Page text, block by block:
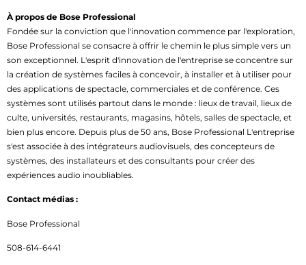
À propos de Bose Professional
Fondée sur la conviction que l'innovation commence par l'exploration,
Bose Professional se consacre à offrir le chemin le plus simple vers un
son exceptionnel. L'esprit d'innovation de l'entreprise se concentre sur
la création de systèmes faciles à concevoir, à installer et à utiliser pour
des applications de spectacle, commerciales et de conférence. Ces
systèmes sont utilisés partout dans le monde : lieux de travail, lieux de
culte, universités, restaurants, magasins, hôtels, salles de spectacle, et
bien plus encore. Depuis plus de 50 ans, Bose Professional L'entreprise
s'est associée à des intégrateurs audiovisuels, des concepteurs de
systèmes, des installateurs et des consultants pour créer des
expériences audio inoubliables.
Contact médias :
Bose Professional
508-614-6441